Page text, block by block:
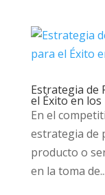
Estrategia de
el Éxito en
En el
estrategia de
producto o
en la toma de...